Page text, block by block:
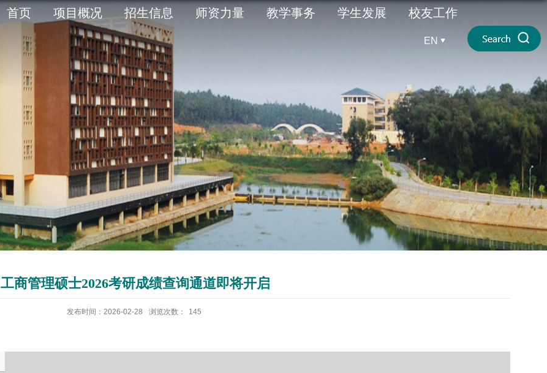
首页 项目概况 招生信息 师资力量 教学事务 学生发展 校友工作
EN
工商管理硕士2026考研成绩查询通道即将开启
发布时间：2026-02-28 浏览次数： 145